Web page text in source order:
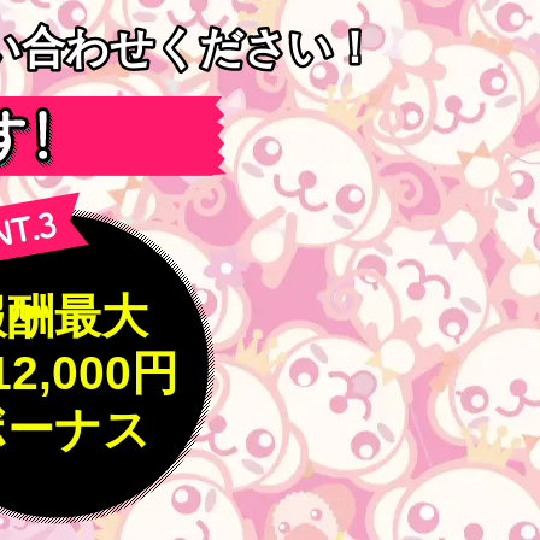
合わせください！
合わせください！
最大
円
ナス